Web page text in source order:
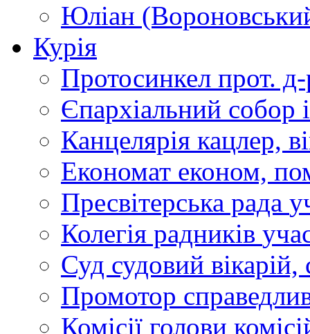
Юліан
Курія
Протосинкел прот.
Єпархіальний собор
Канцелярія кацлер,
Економат економ,
Пресвітерська рада
Колегія радників
Суд судовий вікарій,
Промотор
Комісії голови